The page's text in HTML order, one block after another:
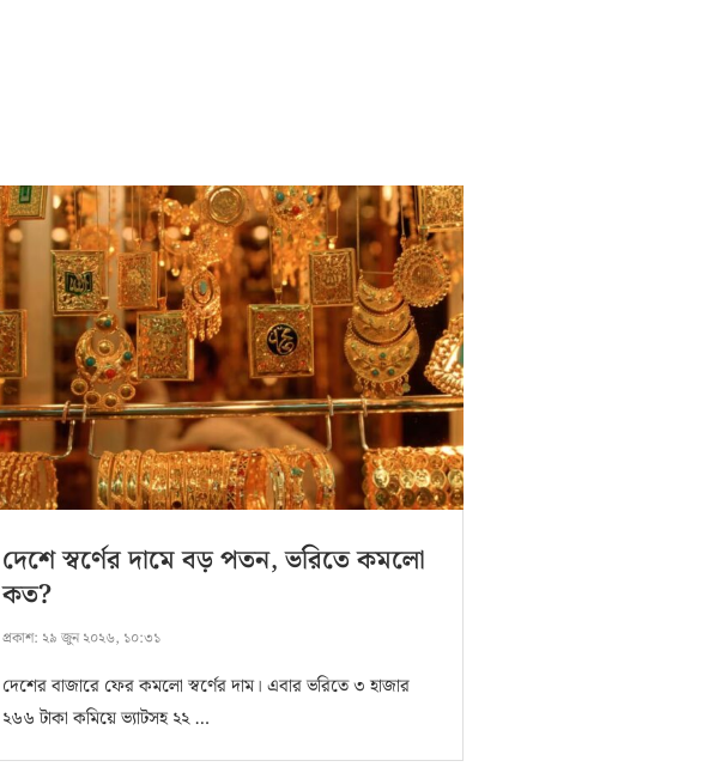
দেশে স্বর্ণের দামে বড় পতন, ভরিতে কমলো
কত?
প্রকাশ: ২৯ জুন ২০২৬, ১০:৩১
দেশের বাজারে ফের কমলো স্বর্ণের দাম। এবার ভরিতে ৩ হাজার
২৬৬ টাকা কমিয়ে ভ্যাটসহ ২২ …